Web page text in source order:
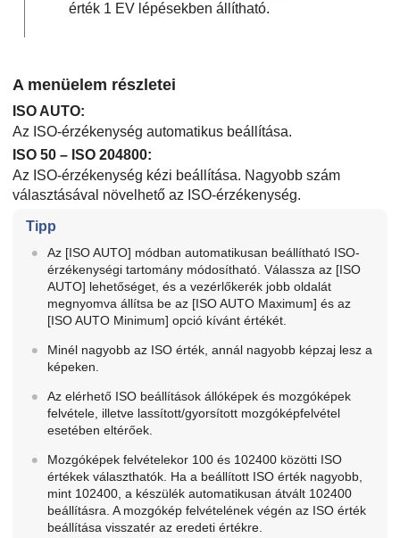
érték 1 EV lépésekben állítható.
A menüelem részletei
ISO AUTO:
Az ISO-érzékenység automatikus beállítása.
ISO 50 – ISO 204800:
Az ISO-érzékenység kézi beállítása. Nagyobb szám
választásával növelhető az ISO-érzékenység.
Tipp
Az [ISO AUTO] módban automatikusan beállítható ISO-
érzékenységi tartomány módosítható. Válassza az [ISO
AUTO] lehetőséget, és a vezérlőkerék jobb oldalát
megnyomva állítsa be az [ISO AUTO Maximum] és az
[ISO AUTO Minimum] opció kívánt értékét.
Minél nagyobb az ISO érték, annál nagyobb képzaj lesz a
képeken.
Az elérhető ISO beállítások állóképek és mozgóképek
felvétele, illetve lassított/gyorsított mozgóképfelvétel
esetében eltérőek.
Mozgóképek felvételekor 100 és 102400 közötti ISO
értékek választhatók. Ha a beállított ISO érték nagyobb,
mint 102400, a készülék automatikusan átvált 102400
beállításra. A mozgókép felvételének végén az ISO érték
beállítása visszatér az eredeti értékre.